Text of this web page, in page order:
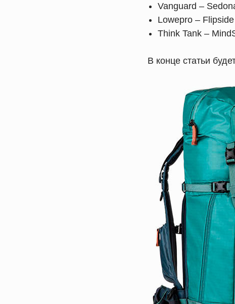
Vanguard –
Lowepro –
Think Tank –
В конце статьи